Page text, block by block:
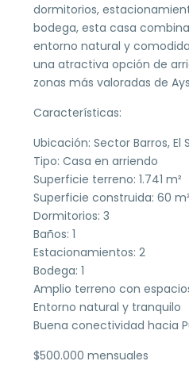
dormitorios,
bodega, esta casa
entorno natural y
una atractiva opción de
zonas más valoradas de
Características:
Ubicación: Sector Barros, El
Tipo: Casa en arriendo
Superficie terreno: 1.741 m²
Superficie construida: 60 m²
Dormitorios: 3
Baños: 1
Estacionamientos: 2
Bodega: 1
Amplio terreno con
Entorno natural y tranquilo
Buena conectividad hacia
$500.000 mensuales